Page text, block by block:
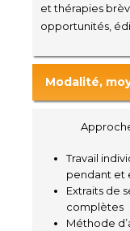
et thérapies
opportunités,
Modalité,
Travail
pendant et
Extraits de
complètes
Méthode